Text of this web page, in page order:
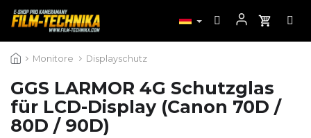
Inhalt Monitore Displayschutz
GGS LARMOR 4G Schutzglas
für LCD-Display (Canon 70D /
80D / 90D)